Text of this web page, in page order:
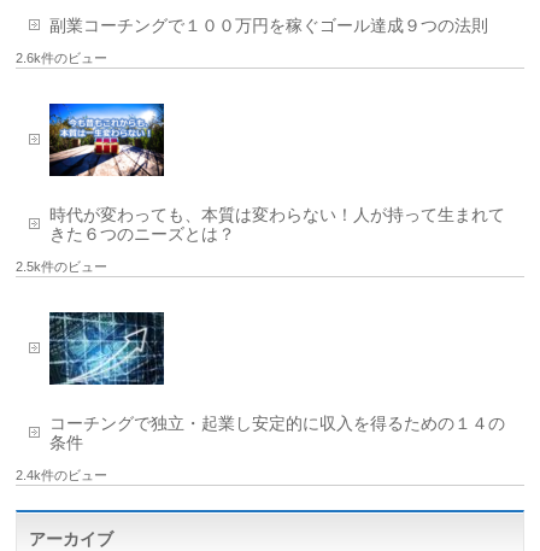
副業コーチングで１００万円を稼ぐゴール達成９つの法則
2.6k件のビュー
時代が変わっても、本質は変わらない！人が持って生まれて
きた６つのニーズとは？
2.5k件のビュー
コーチングで独立・起業し安定的に収入を得るための１４の
条件
2.4k件のビュー
アーカイブ